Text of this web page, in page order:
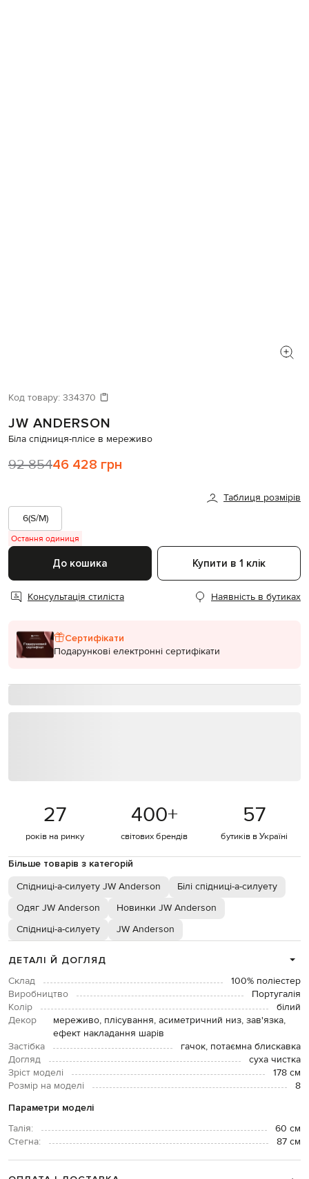
Код товару: 334370
JW ANDERSON
Біла спідниця-плісе в мереживо
92 85446 428 грн
Таблиця розмірів
6(S/M)
Остання одиниця
До кошика Купити в 1 клік
Консультація стиліста Наявність в бутиках
Сертифікати
Подарункові електронні сертифікати
27
років на ринку
400+
світових брендів
57
бутиків в Україні
Більше товарів з категорій
Спідниці-а-силуету JW Anderson
Білі спідниці-а-силуету
Одяг JW Anderson
Новинки JW Anderson
Спідниці-а-силуету
JW Anderson
ДЕТАЛІ Й ДОГЛЯД
Склад
100% поліестер
Виробництво
Португалія
Колір
білий
Декор
мереживо, плісування, асиметричний низ, зав'язка,
ефект накладання шарів
Застібка
гачок, потаємна блискавка
Догляд
суха чистка
Зріст моделі
178 см
Розмір на моделі
8
Параметри моделі
Талія:
60 см
Стегна:
87 см